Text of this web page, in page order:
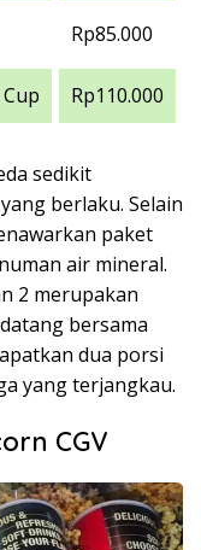
Rp85.000
Rp110.000
sedikit
berlaku. Selain
paket
air mineral.
2 merupakan
bersama
dua porsi
yang terjangkau.
CGV